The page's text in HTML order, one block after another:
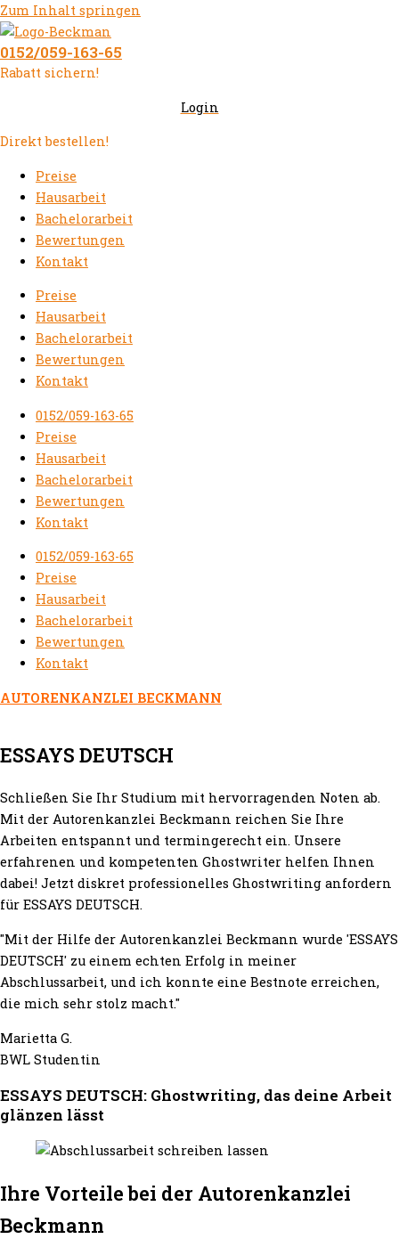
Zum Inhalt springen
0152/059-163-65
Rabatt sichern!
Login
Direkt bestellen!
Preise
Hausarbeit
Bachelorarbeit
Bewertungen
Kontakt
Preise
Hausarbeit
Bachelorarbeit
Bewertungen
Kontakt
0152/059-163-65
Preise
Hausarbeit
Bachelorarbeit
Bewertungen
Kontakt
0152/059-163-65
Preise
Hausarbeit
Bachelorarbeit
Bewertungen
Kontakt
AUTORENKANZLEI BECKMANN
ESSAYS DEUTSCH
Schließen Sie Ihr Studium mit hervorragenden Noten ab.
Mit der Autorenkanzlei Beckmann reichen Sie Ihre
Arbeiten entspannt und termingerecht ein. Unsere
erfahrenen und kompetenten Ghostwriter helfen Ihnen
dabei! Jetzt diskret professionelles Ghostwriting anfordern
für ESSAYS DEUTSCH.
"Mit der Hilfe der Autorenkanzlei Beckmann wurde 'ESSAYS
DEUTSCH' zu einem echten Erfolg in meiner
Abschlussarbeit, und ich konnte eine Bestnote erreichen,
die mich sehr stolz macht."
Marietta G.
BWL Studentin
ESSAYS DEUTSCH: Ghostwriting, das deine Arbeit
glänzen lässt
Ihre Vorteile bei der Autorenkanzlei
Beckmann